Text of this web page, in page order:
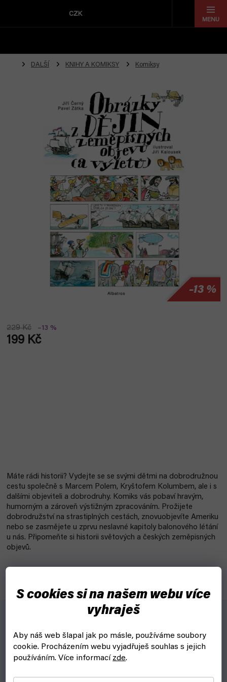
S cookies si na našem webu více
vyhraješ
Aby náš web šlapal jak po másle, používáme soubory
cookie. Procházením webu vyjadřuješ souhlas s jejich
používáním. Více informacízde.
CZK
DALŠÍ KNIHY A KOMIKSY Komiksy
–13 %
229 Kč –13 %
199 Kč
Máte rádi historii? Vydejte se se svými dětmi na dobrodružnou
cestu společně s Marcem Polem, Kryštofem Kolumbem, ale i s
dalšími objeviteli a dobrodruhy. Komiks vás pobaví hravým,
humorným a zároveň výstižným zpracováním. Prožijete
dobrodružství na strastiplných cestách, znovuobjevíte Ameriku
nebo se zasmějete u zprvu neslavné kapitoly balonového létání
u nás. Připomeňte si historii světových a českých zeměpisných
objevů.
dobrodružnou cestu společně s Marcem Polem,
Kryštofem Kolumbem, ale i s dalšími objeviteli a
dobrodruhy. Komiks vás pobaví hravým, humorným a